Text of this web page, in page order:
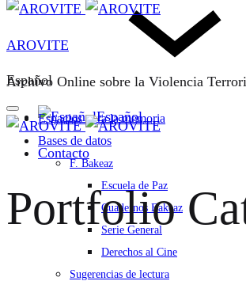
Español
Español
Contacto
AROVITE
Archivo Online sobre la Violencia
Espacios para la memoria
Bases de datos
F. Bakeaz
Escuela de Paz
Cuadernos Bakeaz
Serie General
Derechos al Cine
Sugerencias de lectura
Portfolio